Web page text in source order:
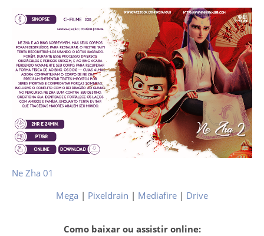
Ne Zha 01
Mega | Pixeldrain | Mediafire | Drive
Como baixar ou assistir online: